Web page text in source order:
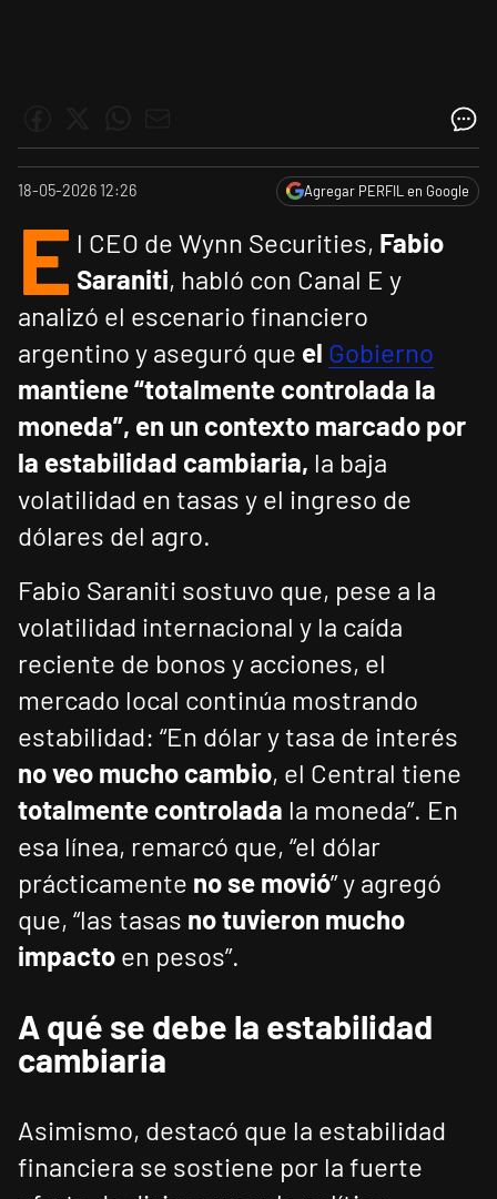
18-05-2026 12:26 Agregar PERFIL en Google
E l CEO de Wynn Securities, Fabio
Saraniti, habló con Canal E y
analizó el escenario financiero
argentino y aseguró que el Gobierno
mantiene “totalmente controlada la
moneda”, en un contexto marcado por
la estabilidad cambiaria, la baja
volatilidad en tasas y el ingreso de
dólares del agro.
Fabio Saraniti sostuvo que, pese a la
volatilidad internacional y la caída
reciente de bonos y acciones, el
mercado local continúa mostrando
estabilidad: “En dólar y tasa de interés
no veo mucho cambio, el Central tiene
totalmente controlada la moneda”. En
esa línea, remarcó que, “el dólar
prácticamente no se movió” y agregó
que, “las tasas no tuvieron mucho
impacto en pesos”.
A qué se debe la estabilidad
cambiaria
Asimismo, destacó que la estabilidad
financiera se sostiene por la fuerte